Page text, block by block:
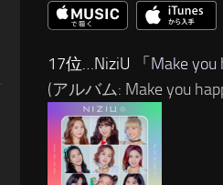
17位…NiziU 「 Make you
(アルバム: Make you